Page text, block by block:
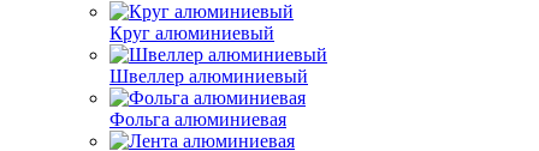
Круг алюминиевый
Швеллер алюминиевый
Фольга алюминиевая